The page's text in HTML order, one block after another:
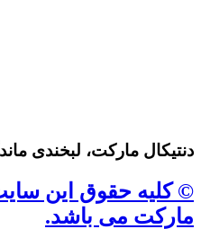
دنتیکال مارکت، لبخندی
© کلیه حقوق این
مارکت می باشد.